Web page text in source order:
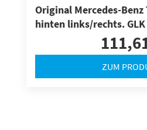
Original Mercedes-
hinten links/rechts. GLK
ZUM